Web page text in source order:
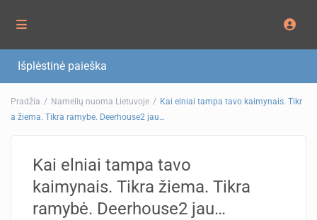
Išplėstinė paieška
Pradžia Namelių nuoma Lietuvoje
Kai elniai tampa tavo kaimynais. Tikr
a žiema. Tikra ramybė. Deerhouse2 jau…
Kai elniai tampa tavo
kaimynais. Tikra žiema. Tikra
ramybė. Deerhouse2 jau…